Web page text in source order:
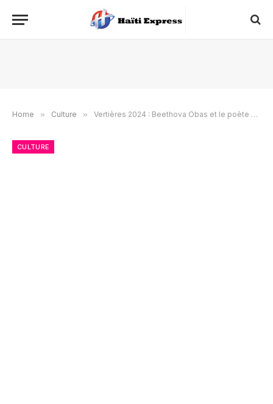
Home » Culture » Vertières 2024 : Beethova Obas et le poète Frantz Benjamin sur scène à Montréal
CULTURE